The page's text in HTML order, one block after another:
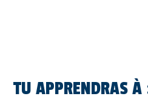
TU APPRENDRAS À